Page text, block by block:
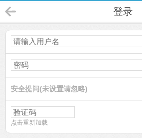
登录
安全提问(未设置请忽略)
点击重新加载